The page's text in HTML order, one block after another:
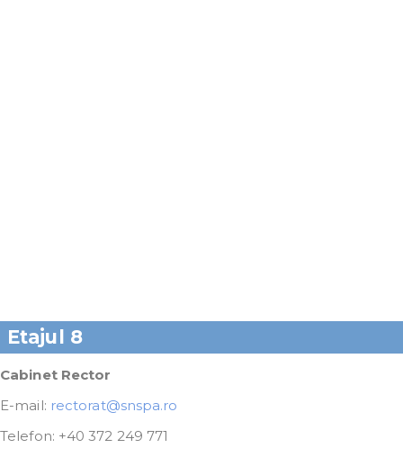
Etajul 8
Cabinet Rector
E-mail: rectorat@snspa.ro
Telefon: +40 372 249 771